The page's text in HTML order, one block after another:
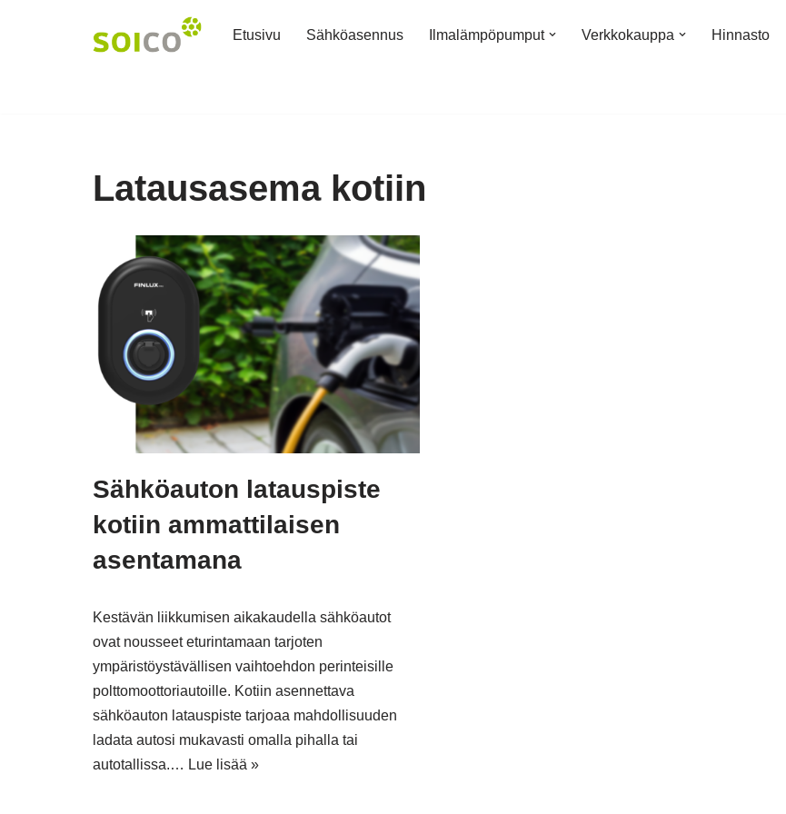
Etusivu Sähköasennus Ilmalämpöpumput Verkkokauppa Hinnasto
Latausasema kotiin
Sähköauton latauspiste
kotiin ammattilaisen
asentamana
Kestävän liikkumisen aikakaudella sähköautot
ovat nousseet eturintamaan tarjoten
ympäristöystävällisen vaihtoehdon perinteisille
polttomoottoriautoille. Kotiin asennettava
sähköauton latauspiste tarjoaa mahdollisuuden
ladata autosi mukavasti omalla pihalla tai
autotallissa.… Lue lisää »